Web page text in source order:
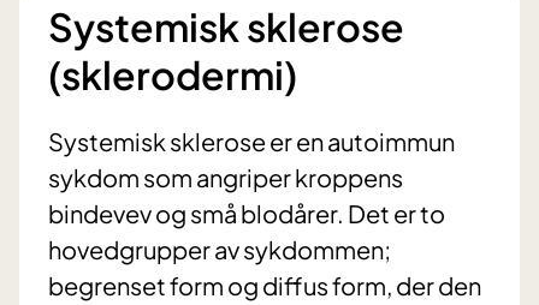
Systemisk sklerose
(sklerodermi)
Systemisk sklerose er en autoimmun
sykdom som angriper kroppens
bindevev og små blodårer. Det er to
hovedgrupper av sykdommen;
begrenset form og diffus form, der den